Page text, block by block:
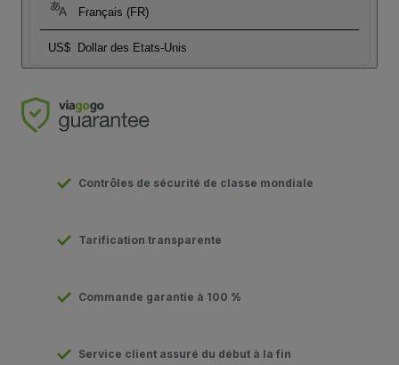
Français (FR)
US$ Dollar des Etats-Unis
Contrôles de sécurité de classe mondiale
Tarification transparente
Commande garantie à 100 %
Service client assuré du début à la fin